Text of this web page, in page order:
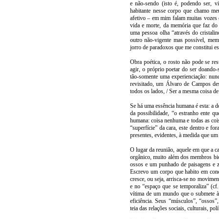
e não-sendo (isto é, podendo ser,
habitante nesse corpo que chamo
afetivo – em mim falam muitas
vida e morte, da memória que faz
uma pessoa olha “através do
outro não-vigente mas possível,
jorro de paradoxos que me constitui
Obra poética, o rosto não pode se
agir, o próprio poetar do ser doando-
tão-somente uma experienciação:
revisitado, um Álvaro de Campos
todos os lados, / Ser a mesma coisa
Se há uma essência humana é esta:
da possibilidade, “o estranho ente
humana: coisa nenhuma e todas as
“superfície” da cara, este dentro e
presentes, evidentes, à medida que
O lugar da reunião, aquele em que a
orgânico, muito além dos membros
ossos e um punhado de paisagens e
Escrevo um corpo que habito em
cresce, ou seja, arrisca-se no
e no “espaço que se temporaliza”
vítima de um mundo que o submete
eficiência. Seus “músculos”,
teia das relações sociais, culturais,